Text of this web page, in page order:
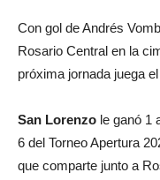
Con gol de Andrés
Rosario Central en la
próxima jornada juega
San Lorenzo le ganó 1
6 del Torneo Apertura
que comparte junto a